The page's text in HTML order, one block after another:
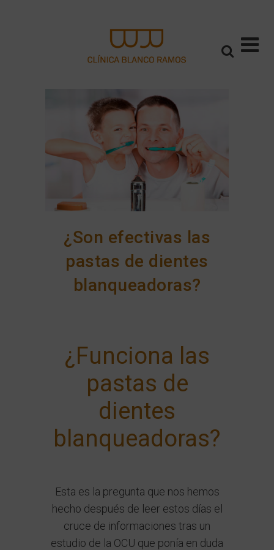
¿Son efectivas las
pastas de dientes
blanqueadoras?
¿Funciona las
pastas de
dientes
blanqueadoras?
Esta es la pregunta que nos hemos
hecho después de leer estos días el
cruce de informaciones tras un
estudio de la OCU que ponía en duda